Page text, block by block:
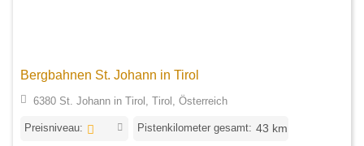
Bergbahnen St. Johann in Tirol
6380 St. Johann in Tirol, Tirol, Österreich
Preisniveau: Pistenkilometer gesamt: 43 km